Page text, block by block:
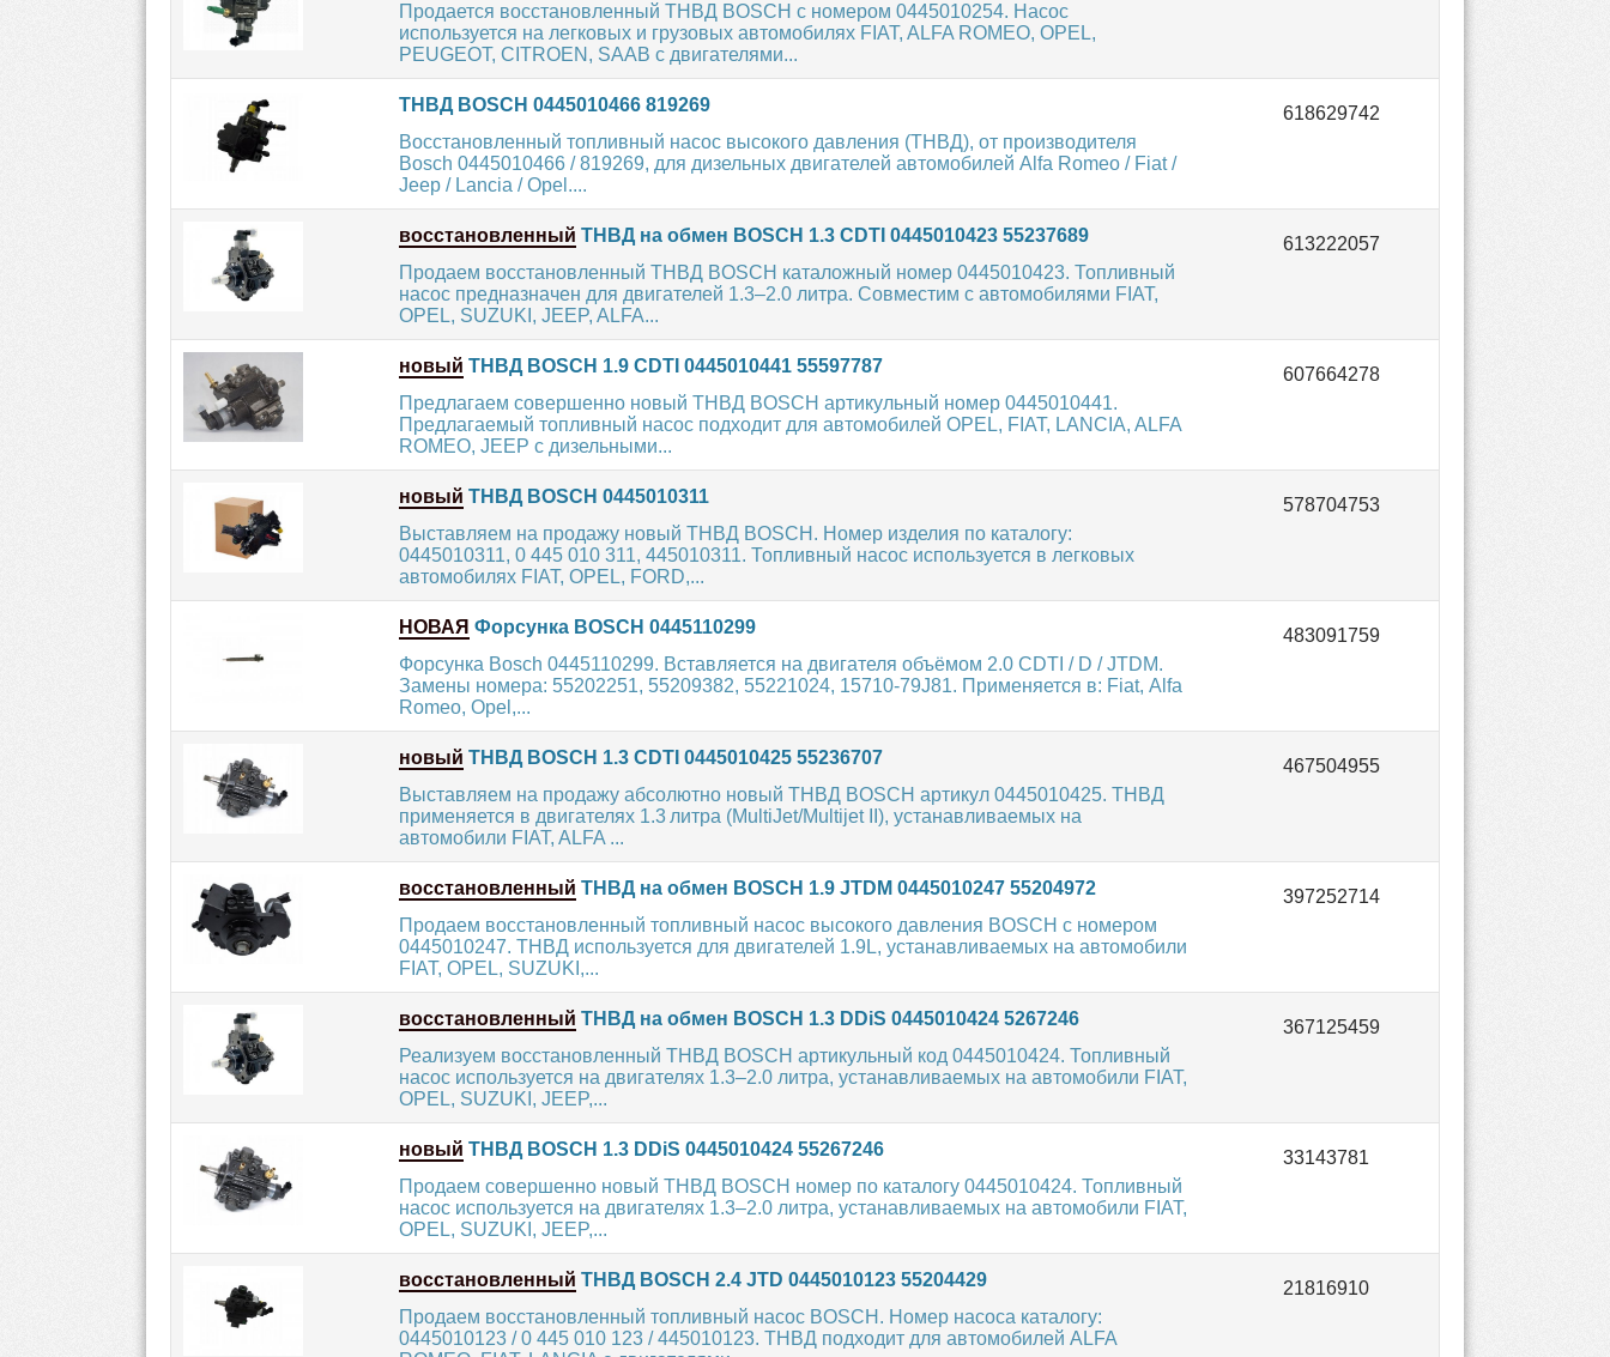
Продается восстановленный ТНВД BOSCH с номером 0445010254. Насос
используется на легковых и грузовых автомобилях FIAT, ALFA ROMEO, OPEL,
PEUGEOT, CITROEN, SAAB с двигателями...
ТНВД BOSCH 0445010466 819269
Восстановленный топливный насос высокого давления (ТНВД), от производителя
Bosch 0445010466 / 819269, для дизельных двигателей автомобилей Alfa Romeo / Fiat /
Jeep / Lancia / Opel....
восстановленный ТНВД на обмен BOSCH 1.3 CDTI 0445010423 55237689
Продаем восстановленный ТНВД BOSCH каталожный номер 0445010423. Топливный
насос предназначен для двигателей 1.3–2.0 литра. Совместим с автомобилями FIAT,
OPEL, SUZUKI, JEEP, ALFA...
новый ТНВД BOSCH 1.9 CDTI 0445010441 55597787
Предлагаем совершенно новый ТНВД BOSCH артикульный номер 0445010441.
Предлагаемый топливный насос подходит для автомобилей OPEL, FIAT, LANCIA, ALFA
ROMEO, JEEP с дизельными...
новый ТНВД BOSCH 0445010311
Выставляем на продажу новый ТНВД BOSCH. Номер изделия по каталогу:
0445010311, 0 445 010 311, 445010311. Топливный насос используется в легковых
автомобилях FIAT, OPEL, FORD,...
НОВАЯ Форсунка BOSCH 0445110299
Форсунка Bosch 0445110299. Вставляется на двигателя объёмом 2.0 CDTI / D / JTDM.
Замены номера: 55202251, 55209382, 55221024, 15710-79J81. Применяется в: Fiat, Alfa
Romeo, Opel,...
новый ТНВД BOSCH 1.3 CDTI 0445010425 55236707
Выставляем на продажу абсолютно новый ТНВД BOSCH артикул 0445010425. ТНВД
применяется в двигателях 1.3 литра (MultiJet/Multijet II), устанавливаемых на
автомобили FIAT, ALFA ...
восстановленный ТНВД на обмен BOSCH 1.9 JTDM 0445010247 55204972
Продаем восстановленный топливный насос высокого давления BOSCH с номером
0445010247. ТНВД используется для двигателей 1.9L, устанавливаемых на автомобили
FIAT, OPEL, SUZUKI,...
восстановленный ТНВД на обмен BOSCH 1.3 DDiS 0445010424 5267246
Реализуем восстановленный ТНВД BOSCH артикульный код 0445010424. Топливный
насос используется на двигателях 1.3–2.0 литра, устанавливаемых на автомобили FIAT,
OPEL, SUZUKI, JEEP,...
новый ТНВД BOSCH 1.3 DDiS 0445010424 55267246
Продаем совершенно новый ТНВД BOSCH номер по каталогу 0445010424. Топливный
насос используется на двигателях 1.3–2.0 литра, устанавливаемых на автомобили FIAT,
OPEL, SUZUKI, JEEP,...
восстановленный ТНВД BOSCH 2.4 JTD 0445010123 55204429
Продаем восстановленный топливный насос BOSCH. Номер насоса каталогу:
0445010123 / 0 445 010 123 / 445010123. ТНВД подходит для автомобилей ALFA